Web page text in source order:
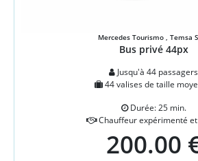
Mercedes Tourismo , Temsa
Bus privé 44px
Jusqu'à 44 passagers
44 valises de taille
Durée: 25 min.
Chauffeur expérimenté
200.00